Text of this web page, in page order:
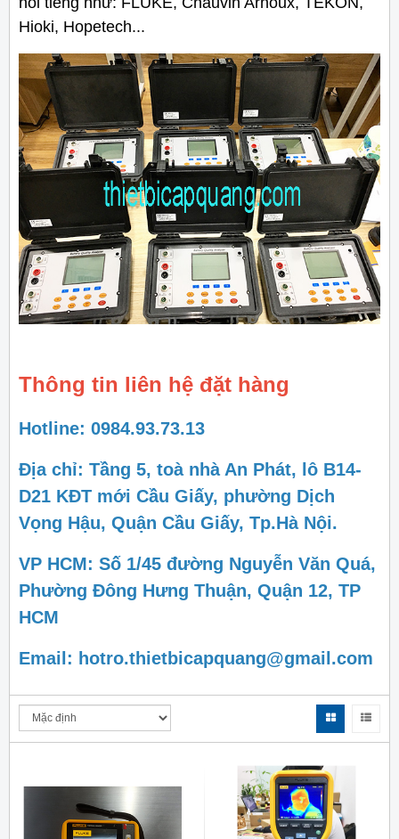
Hioki, Hopetech...
Thông tin liên hệ đặt hàng
Hotline: 0984.93.73.13
Địa chỉ: Tầng 5, toà nhà An Phát, lô B14-
D21 KĐT mới Cầu Giấy, phường Dịch
Vọng Hậu, Quận Cầu Giấy, Tp.Hà Nội.
VP HCM: Số 1/45 đường Nguyễn Văn Quá,
Phường Đông Hưng Thuận, Quận 12, TP
HCM
Email: hotro.thietbicapquang@gmail.com